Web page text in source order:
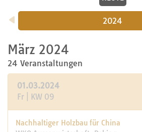
2024
März 2024
24 Veranstaltungen
01.03.2024
Fr | KW 09
Nachhaltiger Holzbau für China